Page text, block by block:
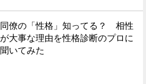
同僚の「性格」知ってる？ 相性
が大事な理由を性格診断のプロに
聞いてみた